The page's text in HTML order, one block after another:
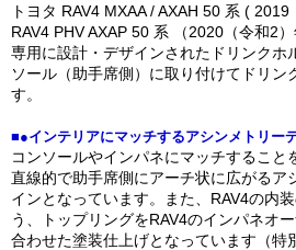
トヨタ RAV4 MXAA / AXAH 50 系 ( 2019
RAV4 PHV AXAP 50 系 （2020（令和2
専用に設計・デザインされたドリンクホ
ソール（助手席側）に取り付けてドリン
す。
■●インテリアにマッチするアシンメトリー
コンソールやインパネにマッチすること
直線的で助手席側にアーチ状に広がるア
インとなっています。また、RAV4の内
う、トップリングをRAV4のインパネオ
合わせた塗装仕上げとなっています（特